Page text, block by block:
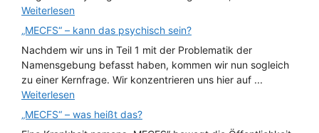
Weiterlesen
„MECFS“ – kann das psychisch sein?
Nachdem wir uns in Teil 1 mit der Problematik der
Namensgebung befasst haben, kommen wir nun sogleich
zu einer Kernfrage. Wir konzentrieren uns hier auf ...
Weiterlesen
„MECFS“ – was heißt das?